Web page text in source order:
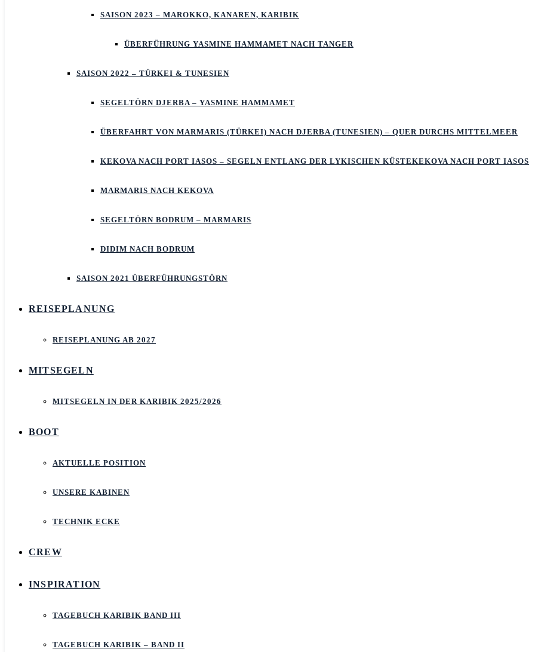
SAISON 2023 – MAROKKO, KANAREN, KARIBIK
ÜBERFÜHRUNG YASMINE HAMMAMET NACH TANGER
SAISON 2022 – TÜRKEI & TUNESIEN
SEGELTÖRN DJERBA – YASMINE HAMMAMET
ÜBERFAHRT VON MARMARIS (TÜRKEI) NACH DJERBA (TUNESIEN) – QUER DURCHS MITTELMEER
KEKOVA NACH PORT IASOS – SEGELN ENTLANG DER LYKISCHEN KÜSTEKEKOVA NACH PORT IASOS
MARMARIS NACH KEKOVA
SEGELTÖRN BODRUM – MARMARIS
DIDIM NACH BODRUM
SAISON 2021 ÜBERFÜHRUNGSTÖRN
REISEPLANUNG
REISEPLANUNG AB 2027
MITSEGELN
MITSEGELN IN DER KARIBIK 2025/2026
BOOT
AKTUELLE POSITION
UNSERE KABINEN
TECHNIK ECKE
CREW
INSPIRATION
TAGEBUCH KARIBIK BAND III
TAGEBUCH KARIBIK – BAND II